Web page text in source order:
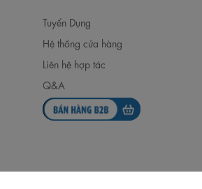
Tuyển Dụng
Hệ thống cửa hàng
Liên hệ hợp tác
Q&A